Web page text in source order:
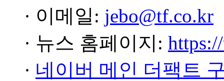
· 이메일: jebo@tf.co.kr
· 뉴스 홈페이지:
· 네이버 메인 더팩트